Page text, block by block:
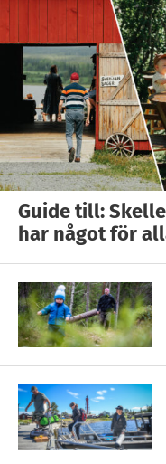
Guide till:
har något för